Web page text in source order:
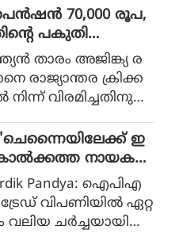
വിട്ടുനല്‍കുമെന്ന്
ദിവസങ്ങളില്‍
എന്നാല്‍
ദുബെയെ
അതൊരു വ
നഷ്ടമാകുമെന്നാണ്
ചെന്നൈ സൂപ്പര്‍
താരം കൂടിയായ
അശ്വിന്‍ പറയുന്നത്.
70,000 രൂപ,
പകുതി
ഇതാണ്
താരം അജിങ്ക്യ ര
രാജ്യാന്തര ക്രിക്ക
നിന്ന് വിരമിച്ചതിനു
പെൻഷൻ സമ്പ്ര
സമൂഹമാധ്യമ
ചർച്ച. ര
ബിസിസിഐ
70,000 രൂപയാണ് പ്ര
പെൻഷൻ ആയി
'ചെന്നൈയിലേക്ക് ഇ
നായക
Pandya: ഐപിഎ
വിപണിയിൽ ഏറ്റ
വലിയ ചർച്ചയായി